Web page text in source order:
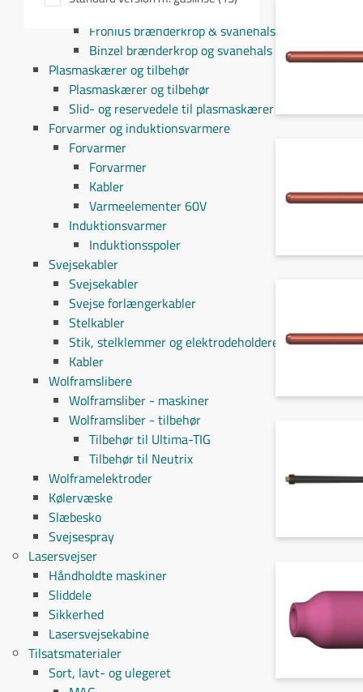
Brænderkrop & svanehals
Fronius brænderkrop & svanehals
Binzel brænderkrop og svanehals
Plasmaskærer og tilbehør
Plasmaskærer og tilbehør
Slid- og reservedele til plasmaskærer
Forvarmer og induktionsvarmere
Forvarmer
Forvarmer
Kabler
Varmeelementer 60V
Induktionsvarmer
Induktionsspoler
Svejsekabler
Svejsekabler
Svejse forlængerkabler
Stelkabler
Stik, stelklemmer og elektrodeholdere
Kabler
Wolframslibere
Wolframsliber - maskiner
Wolframsliber - tilbehør
Tilbehør til Ultima-TIG
Tilbehør til Neutrix
Wolframelektroder
Kølervæske
Slæbesko
Svejsespray
Lasersvejser
Håndholdte maskiner
Sliddele
Sikkerhed
Lasersvejsekabine
Tilsatsmaterialer
Sort, lavt- og ulegeret